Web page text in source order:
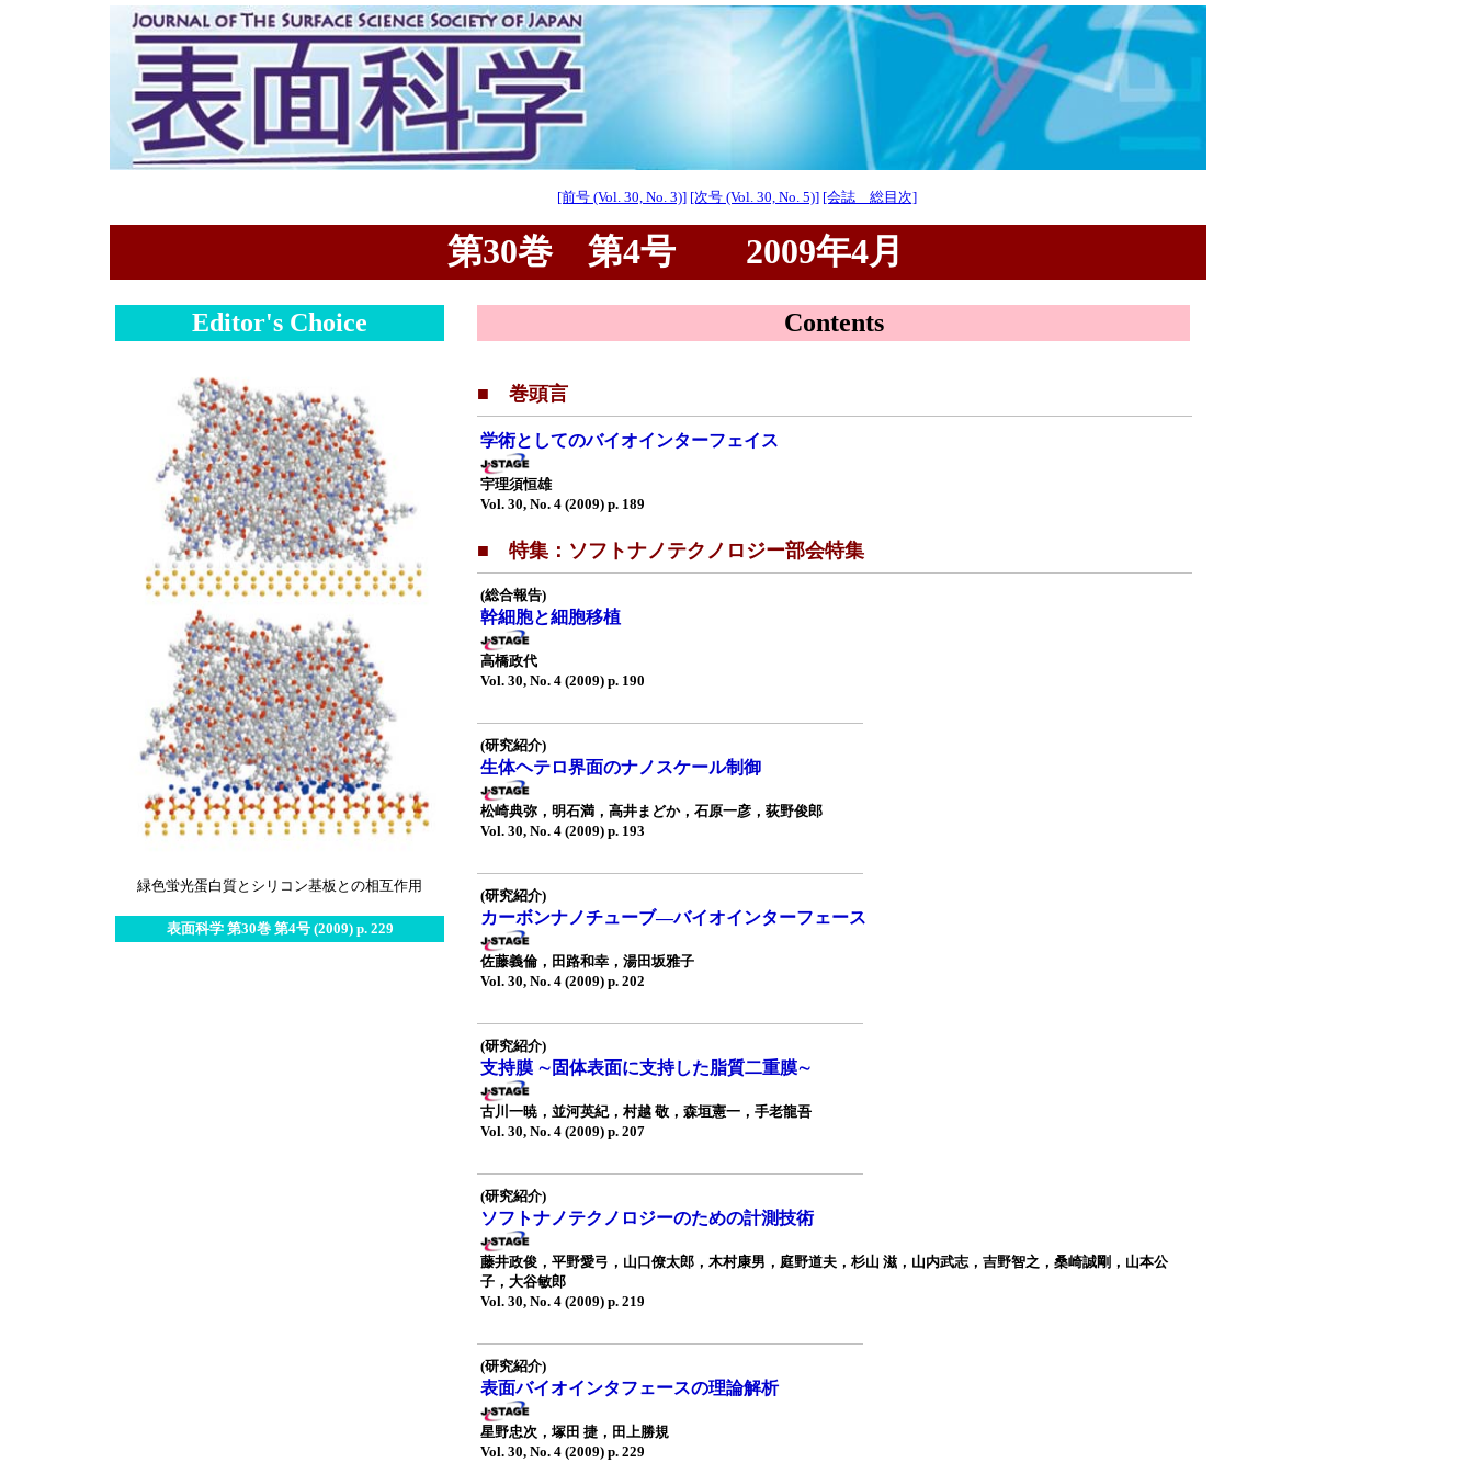
[前号 (Vol. 30, No. 3)] [次号 (Vol. 30, No. 5)] [会誌 総目次]
第30巻 第4号 2009年4月
Editor's Choice
緑色蛍光蛋白質とシリコン基板との相互作用
表面科学 第30巻 第4号 (2009) p. 229
Contents
■ 巻頭言
学術としてのバイオインターフェイス
宇理須恒雄
Vol. 30, No. 4 (2009) p. 189
■ 特集：ソフトナノテクノロジー部会特集
(総合報告)
幹細胞と細胞移植
高橋政代
Vol. 30, No. 4 (2009) p. 190
(研究紹介)
生体ヘテロ界面のナノスケール制御
松崎典弥，明石満，高井まどか，石原一彦，荻野俊郎
Vol. 30, No. 4 (2009) p. 193
(研究紹介)
カーボンナノチューブ―バイオインターフェース
佐藤義倫，田路和幸，湯田坂雅子
Vol. 30, No. 4 (2009) p. 202
(研究紹介)
支持膜 ∼固体表面に支持した脂質二重膜∼
古川一暁，並河英紀，村越 敬，森垣憲一，手老龍吾
Vol. 30, No. 4 (2009) p. 207
(研究紹介)
ソフトナノテクノロジーのための計測技術
藤井政俊，平野愛弓，山口僚太郎，木村康男，庭野道夫，杉山 滋，山内武志，吉野智之，桑崎誠剛，山本公
子，大谷敏郎
Vol. 30, No. 4 (2009) p. 219
(研究紹介)
表面バイオインタフェースの理論解析
星野忠次，塚田 捷，田上勝規
Vol. 30, No. 4 (2009) p. 229